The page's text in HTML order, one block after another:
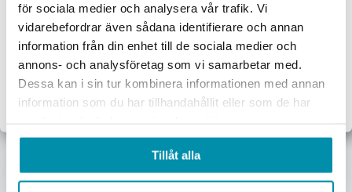
för sociala medier och analysera vår trafik. Vi
vidarebefordrar även sådana identifierare och annan
information från din enhet till de sociala medier och
annons- och analysföretag som vi samarbetar med.
Dessa kan i sin tur kombinera informationen med annan
information som du har tillhandahållit eller som de har
Tillåt alla
Cylinder 1301 Assa 3 Lika
Låsn Med 5 Nycklar
Polerad Mässing
L-032624082
2 962,50 kr
Pris inkl. moms
Cylinder 1301 Assa 3 Lika
Låsning Med 5 Nyckl
Mattförkromad
L-032624066
3 162,50kr
Pris inkl. moms
Jag handlar som:
Företag
Exkl. moms
Privat
Inkl. moms